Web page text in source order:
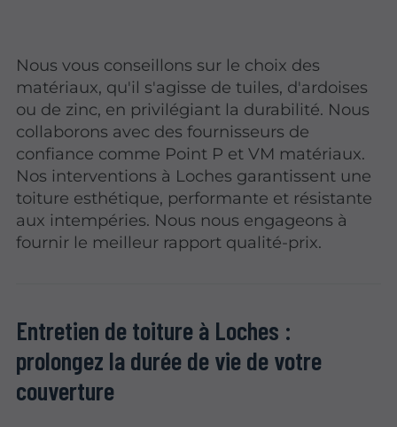
Nous vous conseillons sur le choix des
matériaux, qu'il s'agisse de tuiles, d'ardoises
ou de zinc, en privilégiant la durabilité. Nous
collaborons avec des fournisseurs de
confiance comme Point P et VM matériaux.
Nos interventions à Loches garantissent une
toiture esthétique, performante et résistante
aux intempéries. Nous nous engageons à
fournir le meilleur rapport qualité-prix.
Entretien de toiture à Loches :
prolongez la durée de vie de votre
couverture